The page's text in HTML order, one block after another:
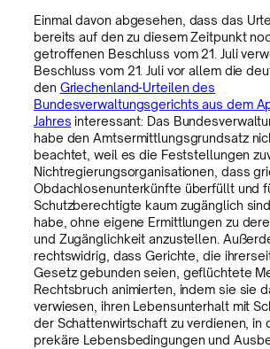
Einmal davon abgesehen, dass das
bereits auf den zu diesem Zeitpunkt
getroffenen Beschluss vom 21. Juli
Beschluss vom 21. Juli vor allem die
den Griechenland-Urteilen des
Bundesverwaltungsgerichts aus dem
Jahres interessant: Das
habe den Amtsermittlungsgrundsatz
beachtet, weil es die Feststellungen
Nichtregierungsorganisationen, dass
Obdachlosenunterkünfte überfüllt und
Schutzberechtigte kaum zugänglich
habe, ohne eigene Ermittlungen zu
und Zugänglichkeit anzustellen.
rechtswidrig, dass Gerichte, die
Gesetz gebunden seien, geflüchtete
Rechtsbruch animierten, indem sie sie
verwiesen, ihren Lebensunterhalt mit
der Schattenwirtschaft zu verdienen, in
prekäre Lebensbedingungen und